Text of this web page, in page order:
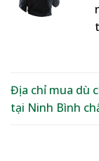
Địa chỉ mua dù
tại Ninh Bình